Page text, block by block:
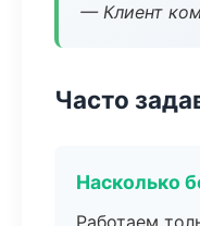
— Клиент
Часто
Насколько
Работаем